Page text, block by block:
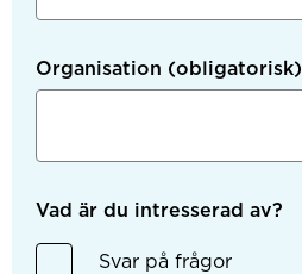
Organisation (obligatorisk)
Vad är du intresserad av?
Svar på frågor